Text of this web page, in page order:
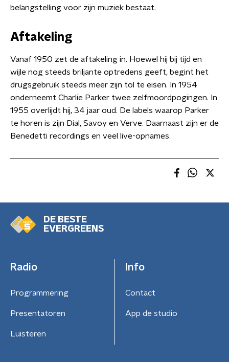
belangstelling voor zijn muziek bestaat.
Aftakeling
Vanaf 1950 zet de aftakeling in. Hoewel hij bij tijd en
wijle nog steeds briljante optredens geeft, begint het
drugsgebruik steeds meer zijn tol te eisen. In 1954
onderneemt Charlie Parker twee zelfmoordpogingen. In
1955 overlijdt hij, 34 jaar oud. De labels waarop Parker
te horen is zijn Dial, Savoy en Verve. Daarnaast zijn er de
Benedetti recordings en veel live-opnames.
DE BESTE
EVERGREENS
Radio
Programmering
Presentatoren
Luisteren
Info
Contact
App de studio